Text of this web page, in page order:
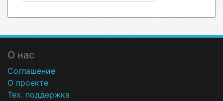
О нас
Соглашение
О проекте
Тех. поддержка